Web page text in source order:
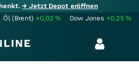
→ Jetzt Depot eröffnen
Öl (Brent) +0,02% Dow Jones +0,25%